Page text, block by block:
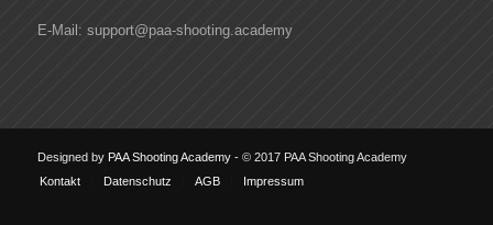
E-Mail: support@paa-shooting.academy
Designed by PAA Shooting Academy- © 2017 PAA Shooting Academy
Kontakt
Datenschutz AGB Impressum